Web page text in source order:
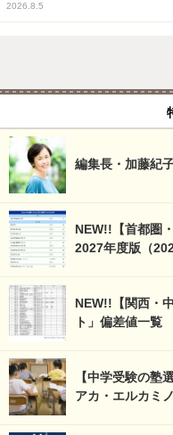
2026.8.5
編集長・加藤紀
NEW!!【首都圏
2027年度版（
NEW!!【関西・
ト」偏差値一覧
【中学受験の塾
アカ・エルカミ